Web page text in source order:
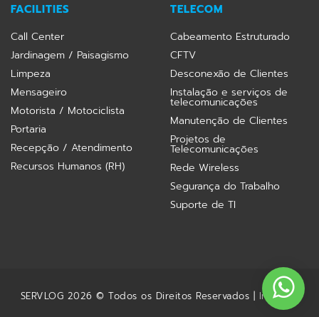
FACILITIES
Call Center
Jardinagem / Paisagismo
Limpeza
Mensageiro
Motorista / Motociclista
Portaria
Recepção / Atendimento
Recursos Humanos (RH)
TELECOM
Cabeamento Estruturado
CFTV
Desconexão de Clientes
Instalação e serviços de
telecomunicações
Manutenção de Clientes
Projetos de
Telecomunicações
Rede Wireless
Segurança do Trabalho
Suporte de TI
SERVLOG 2026 © Todos os Direitos Reservados | Inovalize